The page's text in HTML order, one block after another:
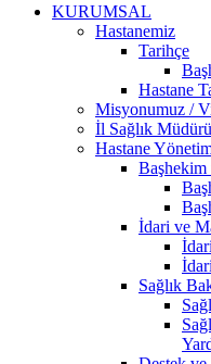
KURUMSAL
Hastanemiz
Tarihçe
Hastane
Misyonumuz /
İl Sağlık
Hastane
Başhekim
İdari ve
Sağlık